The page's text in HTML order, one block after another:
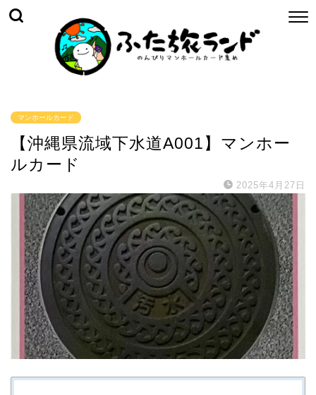
マンホールカード
【沖縄県流域下水道A001】マンホー
ルカード
2025年4月27日